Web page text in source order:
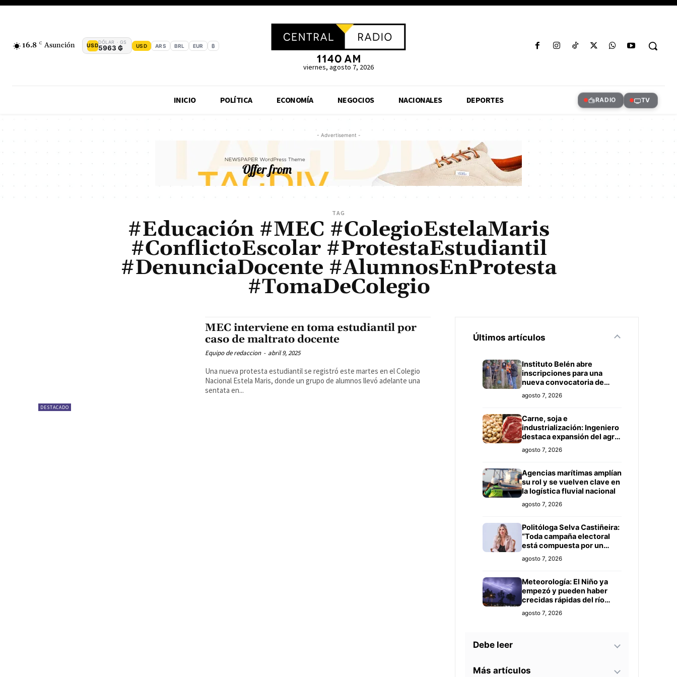
16.8 C Asunción USD
DÓLAR · GS
5963 ₲ USD ARS BRL EUR ₿
viernes, agosto 7, 2026
INICIO POLÍTICA ECONOMÍA NEGOCIOS NACIONALES DEPORTES RADIO TV
- Advertisement -
TAG
#Educación #MEC #ColegioEstelaMaris
#ConflictoEscolar #ProtestaEstudiantil
#DenunciaDocente #AlumnosEnProtesta
#TomaDeColegio
DESTACADO
MEC interviene en toma estudiantil por
caso de maltrato docente
Equipo de redaccion - abril 9, 2025
Una nueva protesta estudiantil se registró este martes en el Colegio
Nacional Estela Maris, donde un grupo de alumnos llevó adelante una
sentata en...
Últimos artículos
Instituto Belén abre
inscripciones para una
nueva convocatoria de
cursos de formación laboral
en Concepción
agosto 7, 2026
Carne, soja e
industrialización: Ingeniero
destaca expansión del agro
paraguayo hacia más
mercados
agosto 7, 2026
Agencias marítimas amplían
su rol y se vuelven clave en
la logística fluvial nacional
agosto 7, 2026
Politóloga Selva Castiñeira:
“Toda campaña electoral
está compuesta por un
equipo de profesionales”
agosto 7, 2026
Meteorología: El Niño ya
empezó y pueden haber
crecidas rápidas del río
Paraguay
agosto 7, 2026
Debe leer
Tecnología y BIM ganan
Más artículos